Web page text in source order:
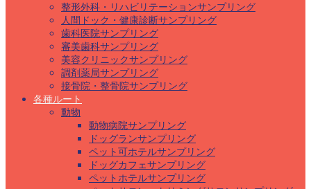
整形外科・リハビリテーションサンプリング
人間ドック・健康診断サンプリング
歯科医院サンプリング
審美歯科サンプリング
美容クリニックサンプリング
調剤薬局サンプリング
接骨院・整骨院サンプリング
各種ルート
動物
動物病院サンプリング
ドッグランサンプリング
ペット可ホテルサンプリング
ドッグカフェサンプリング
ペットホテルサンプリング